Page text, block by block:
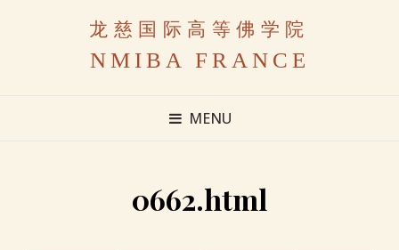
龙慈国际高等佛学院
NMIBA FRANCE
MENU
0662.html